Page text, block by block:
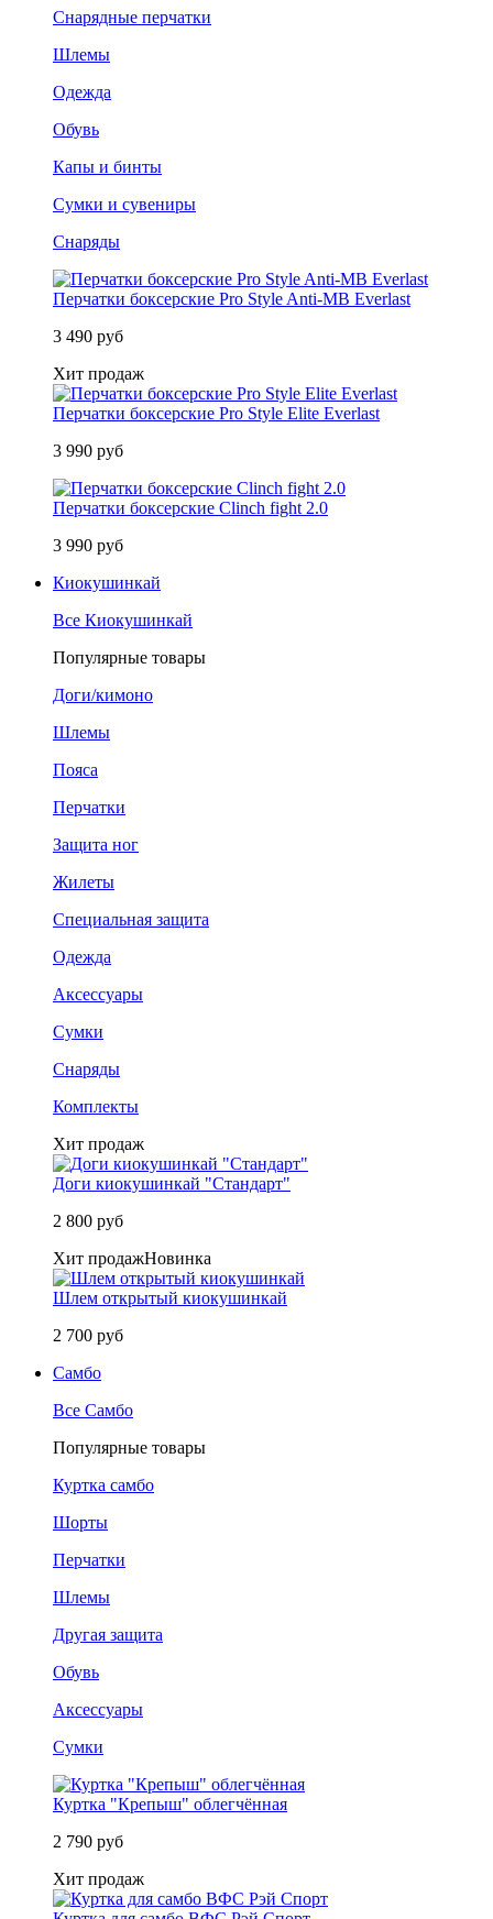
Снарядные перчатки
Шлемы
Одежда
Обувь
Капы и бинты
Сумки и сувениры
Снаряды
Перчатки боксерские Pro Style Anti-MB Everlast
3 490 руб
Хит продаж
Перчатки боксерские Pro Style Elite Everlast
3 990 руб
Перчатки боксерские Clinch fight 2.0
3 990 руб
Киокушинкай
Все Киокушинкай
Популярные товары
Доги/кимоно
Шлемы
Пояса
Перчатки
Защита ног
Жилеты
Специальная защита
Одежда
Аксессуары
Сумки
Снаряды
Комплекты
Хит продаж
Доги киокушинкай "Стандарт"
2 800 руб
Хит продажНовинка
Шлем открытый киокушинкай
2 700 руб
Самбо
Все Самбо
Популярные товары
Куртка самбо
Шорты
Перчатки
Шлемы
Другая защита
Обувь
Аксессуары
Сумки
Куртка "Крепыш" облегчённая
2 790 руб
Хит продаж